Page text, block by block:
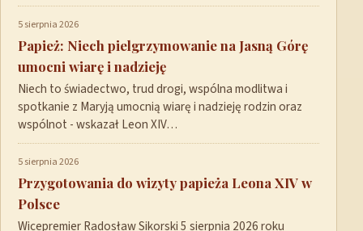
5 sierpnia 2026
Papież: Niech pielgrzymowanie na Jasną Górę
umocni wiarę i nadzieję
Niech to świadectwo, trud drogi, wspólna modlitwa i
spotkanie z Maryją umocnią wiarę i nadzieję rodzin oraz
wspólnot - wskazał Leon XIV…
5 sierpnia 2026
Przygotowania do wizyty papieża Leona XIV w
Polsce
Wicepremier Radosław Sikorski 5 sierpnia 2026 roku